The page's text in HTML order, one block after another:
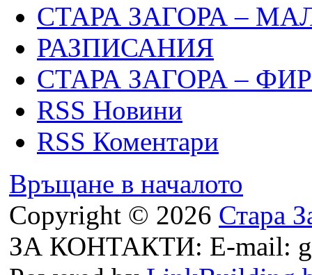
СТАРА ЗАГОРА –
РАЗПИСАНИЯ
СТАРА ЗАГОРА –
RSS Новини
RSS Коментари
Връщане в началото
Copyright © 2026 Стара
ЗА КОНТАКТИ: E-mail: